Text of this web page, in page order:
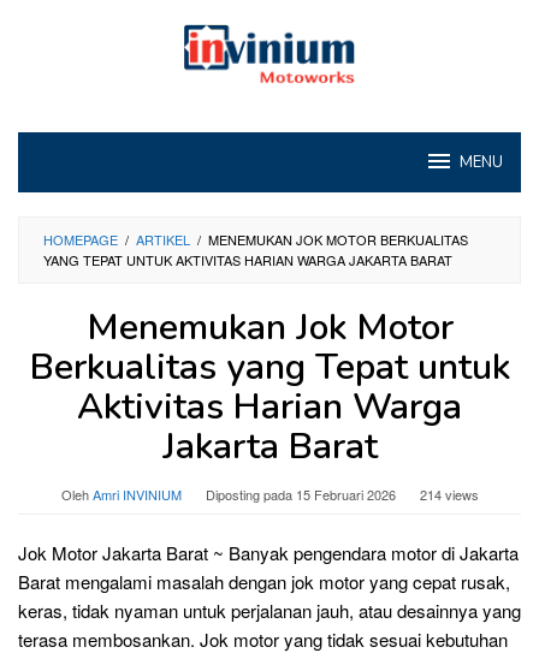
MENU
HOMEPAGE / ARTIKEL / MENEMUKAN JOK MOTOR BERKUALITAS
YANG TEPAT UNTUK AKTIVITAS HARIAN WARGA JAKARTA BARAT
Menemukan Jok Motor
Berkualitas yang Tepat untuk
Aktivitas Harian Warga
Jakarta Barat
OlehAmri INVINIUM Diposting pada 15 Februari 2026 214 views
Jok Motor Jakarta Barat ~ Banyak pengendara motor di Jakarta
Barat mengalami masalah dengan jok motor yang cepat rusak,
keras, tidak nyaman untuk perjalanan jauh, atau desainnya yang
terasa membosankan. Jok motor yang tidak sesuai kebutuhan